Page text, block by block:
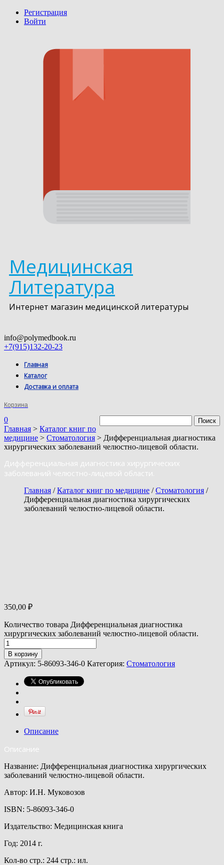
Регистрация
Войти
Медицинская
Литература
Интернет магазин медицинской литературы
info@polymedbook.ru
+7(915)132-20-23
Главная
Каталог
Доставка и оплата
Корзина
0
Главная > Каталог книг по
медицине > Стоматология > Дифференциальная диагностика
хирургических заболеваний челюстно-лицевой области.
Дифференциальная диагностика хирургических
заболеваний челюстно-лицевой области.
Главная /Каталог книг по медицине /Стоматология /
Дифференциальная диагностика хирургических
заболеваний челюстно-лицевой области.
350,00 ₽
Количество товара Дифференциальная диагностика
хирургических заболеваний челюстно-лицевой области.
В корзину
Артикул: 5-86093-346-0 Категория: Стоматология
Описание
Описание
Название: Дифференциальная диагностика хирургических
заболеваний челюстно-лицевой области.
Автор: И.Н. Муковозов
ISBN: 5-86093-346-0
Издательство: Медицинская книга
Год: 2014 г.
Кол-во стр.: 244 стр.: ил.